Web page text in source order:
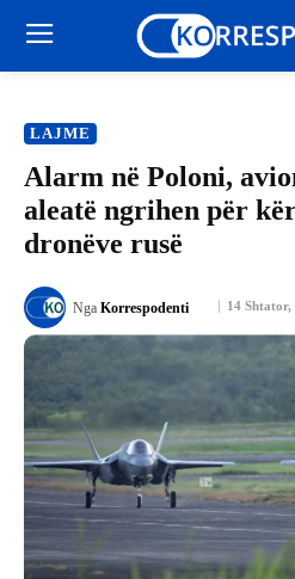
LAJME
Alarm në Poloni,
aleatë ngrihen për
dronëve rusë
14 Shtator,
Nga Korrespodenti